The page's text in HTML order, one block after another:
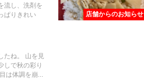
流し、洗剤を
ぱりきれい
店舗からのお知らせ
たね。 山を見
しで秋の彩り
は体調を崩...